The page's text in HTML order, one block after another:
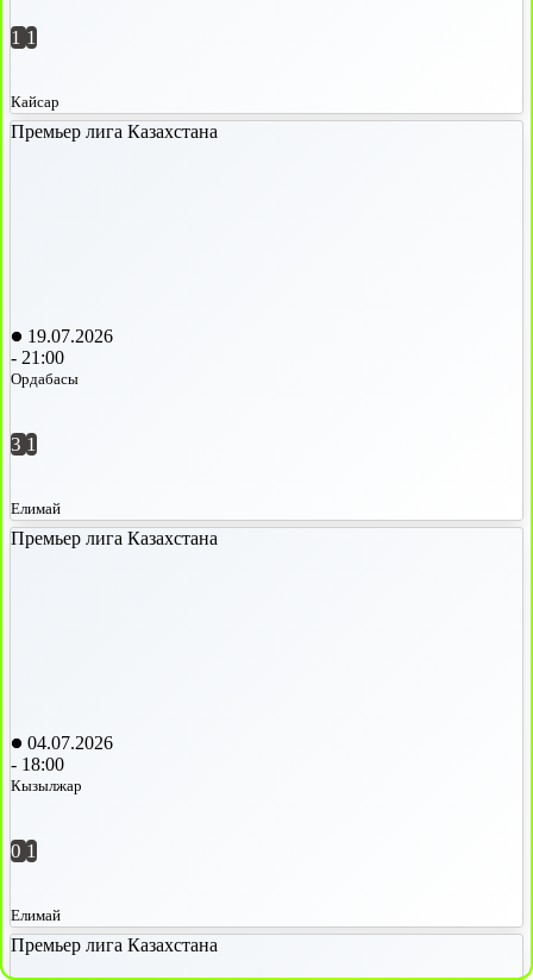
1 1
Кайсар
Премьер лига Казахстана
19.07.2026
- 21:00
Ордабасы
3 1
Елимай
Премьер лига Казахстана
04.07.2026
- 18:00
Кызылжар
0 1
Елимай
Премьер лига Казахстана